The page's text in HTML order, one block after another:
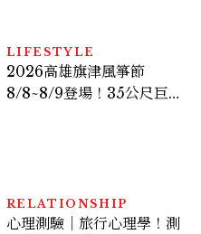
LIFESTYLE
2026高雄旗津風箏節
8/8~8/9登場！35公尺巨大
RELATIONSHIP
心理測驗｜旅行心理學！測